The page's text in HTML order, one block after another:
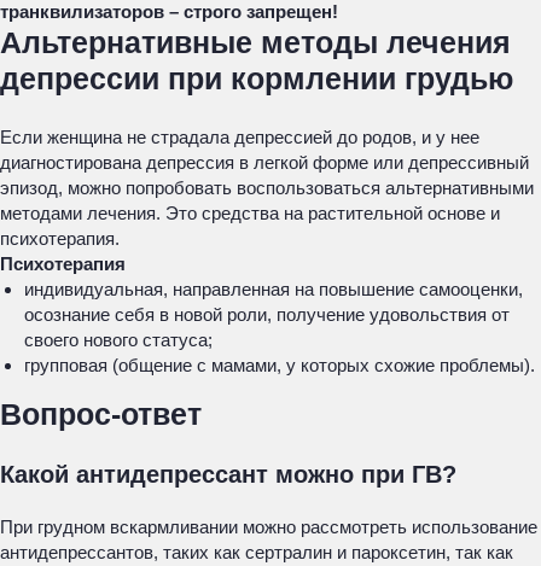
транквилизаторов – строго запрещен!
Альтернативные методы лечения
депрессии при кормлении грудью
Если женщина не страдала депрессией до родов, и у нее
диагностирована депрессия в легкой форме или депрессивный
эпизод, можно попробовать воспользоваться альтернативными
методами лечения. Это средства на растительной основе и
психотерапия.
Психотерапия
индивидуальная, направленная на повышение самооценки,
осознание себя в новой роли, получение удовольствия от
своего нового статуса;
групповая (общение с мамами, у которых схожие проблемы).
Вопрос-ответ
Какой антидепрессант можно при ГВ?
При грудном вскармливании можно рассмотреть использование
антидепрессантов, таких как сертралин и пароксетин, так как